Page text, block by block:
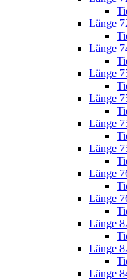
Länge
Länge
Länge
Länge
Länge
Länge
Länge
Länge
Länge
Länge
Länge